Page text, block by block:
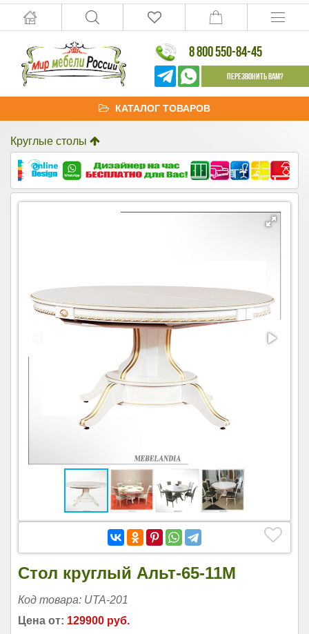
8 800 550-84-45
Перезвонить Вам?
КАТАЛОГ ТОВАРОВ
Круглые столы
Стол круглый Альт-65-11М
Код товара: UTA-201
Цена от: 129900 руб.